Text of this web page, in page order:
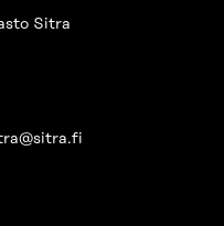
Sitra